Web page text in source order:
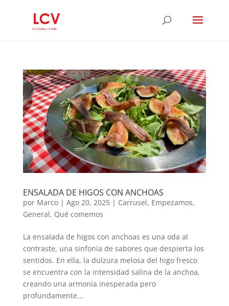
ENSALADA DE HIGOS CON ANCHOAS
por Marco| Ago 20, 2025| Carrusel, Empezamos,
General, Qué comemos
La ensalada de higos con anchoas es una oda al
contraste, una sinfonía de sabores que despierta los
sentidos. En ella, la dulzura melosa del higo fresco
se encuentra con la intensidad salina de la anchoa,
creando una armonía inesperada pero
profundamente...